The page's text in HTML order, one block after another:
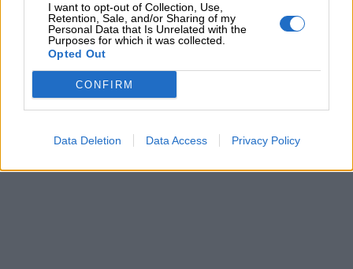
I want to opt-out of Collection, Use,
Retention, Sale, and/or Sharing of my
Personal Data that Is Unrelated with the
Purposes for which it was collected.
Opted Out
CONFIRM
Data Deletion Data Access Privacy Policy